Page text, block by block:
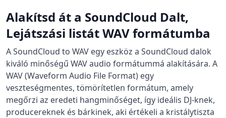
Alakítsd át a SoundCloud Dalt,
Lejátszási listát WAV formátumba
A SoundCloud to WAV egy eszköz a SoundCloud dalok
kiváló minőségű WAV audio formátummá alakítására. A
WAV (Waveform Audio File Format) egy
veszteségmentes, tömörítetlen formátum, amely
megőrzi az eredeti hangminőséget, így ideális DJ-knek,
producereknek és bárkinek, aki értékeli a kristálytiszta